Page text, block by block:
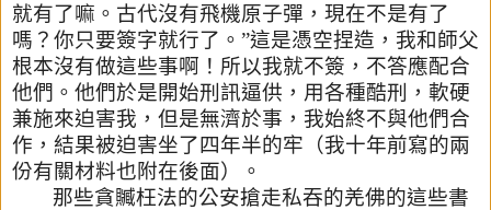
就有了嘛。古代沒有飛機原子彈，現在不是有了
嗎？ 你只要簽字就行了。”這是憑空捏造，我和師父
根本沒有做這些事啊 ！所以我就不簽，不答應配合
他們。他們於是開始刑訊逼供， 用各種酷刑，軟硬
兼施來迫害我，但是無濟於事， 我始終不與他們合
作，結果被迫害坐了四年半的牢（我十年前寫的兩
份有關材料也附在後面）。
那些貪贓枉法的公安搶走私吞的羌佛的這些書